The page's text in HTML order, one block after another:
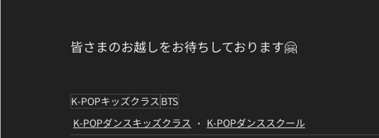
皆さまのお越しをお待ちしております🤗
K-POPキッズクラス BTS
K-POPダンスキッズクラス
K-POPダンススクール